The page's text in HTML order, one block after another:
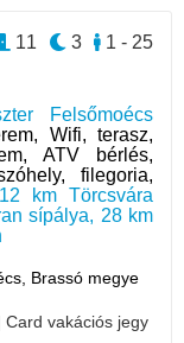
Felsőmoécs
Wifi, terasz,
ATV bérlés,
filegoria,
km Törcsvára
sípálya, 28 km
Brassó megye
vakációs jegy
1 - 25
3
11